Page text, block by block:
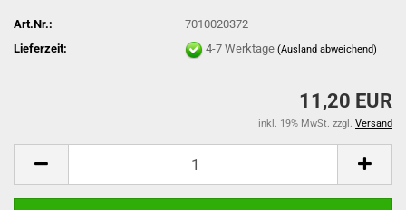
Art.Nr.:
7010020372
Lieferzeit:
4-7 Werktage(Ausland abweichend)
11,20 EUR
inkl. 19% MwSt. zzgl. Versand